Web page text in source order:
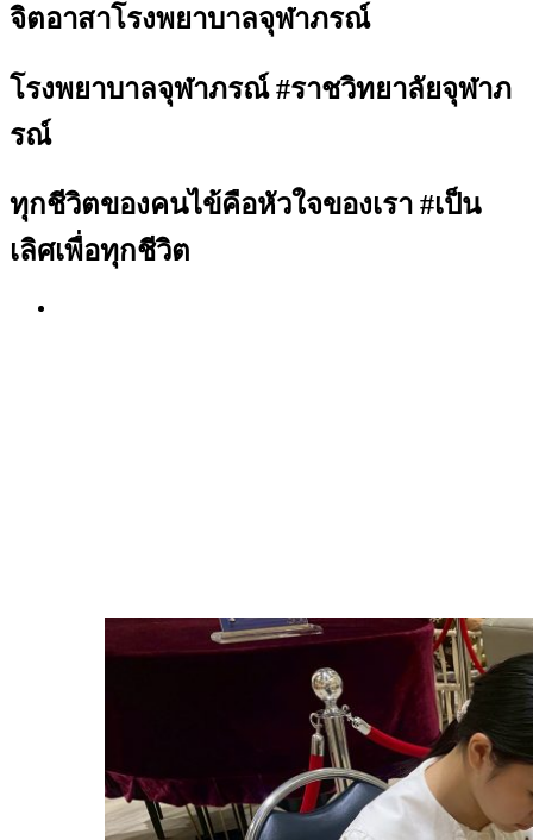
จิตอาสาโรงพยาบาลจุฬาภรณ์
โรงพยาบาลจุฬาภรณ์ #ราชวิทยาลัยจุฬาภ
รณ์
ทุกชีวิตของคนไข้คือหัวใจของเรา #เป็น
เลิศเพื่อทุกชีวิต